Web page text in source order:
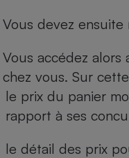
Vous devez
Vous accédez alors
chez vous. Sur
le prix du panier
rapport à ses
le détail des prix